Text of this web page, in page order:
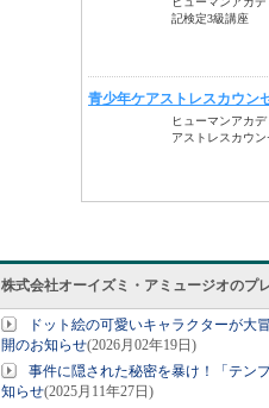
株式会社オーイズミ・アミュージオのプ
ドット絵の可愛いキャラクターが大
開のお知らせ(2026月02年19日)
事件に隠された秘密を暴け！「テン
知らせ(2025月11年27日)